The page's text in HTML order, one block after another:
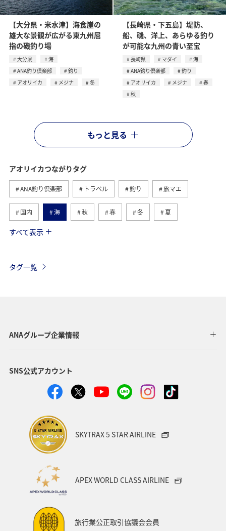
【大分県・米水津】海食崖の
雄大な景観が広がる東九州屈
指の磯釣り場
大分県
海
ANA釣り倶楽部
釣り
アオリイカ
メジナ 冬
【長崎県・下五島】堤防、
船、磯、洋上、あらゆる釣り
が可能な九州の青い至宝
長崎県 マダイ
海
ANA釣り倶楽部
釣り
アオリイカ
メジナ
春
秋
もっと見る
アオリイカつながりタグ
ANA釣り倶楽部 トラベル 釣り 旅マエ
国内 海 秋 春 冬 夏
マダイ
和歌山県 旅ナカ アクティビティ 趣味
グルメ 佐賀県
すべて表示
タグ一覧
ANAグループ企業情報
SNS公式アカウント
SKYTRAX 5 STAR AIRLINE
APEX WORLD CLASS AIRLINE
旅行業公正取引協議会会員